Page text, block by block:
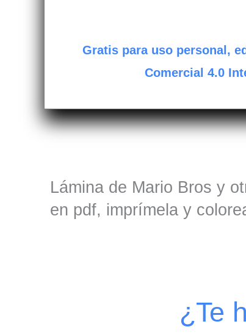
Gratis para uso personal,
Comercial 4.0
Lámina de Mario Bros y
en pdf, imprímela y
¿Te